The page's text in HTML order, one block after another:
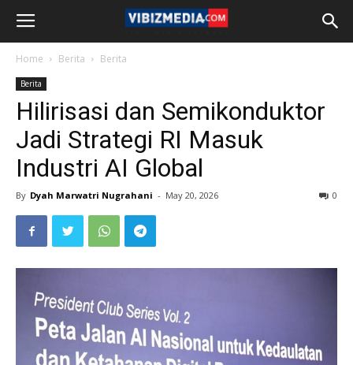
Home Berita Berita
Berita
Hilirisasi dan Semikonduktor
Jadi Strategi RI Masuk
Industri AI Global
By Dyah Marwatri Nugrahani - May 20, 2026 0